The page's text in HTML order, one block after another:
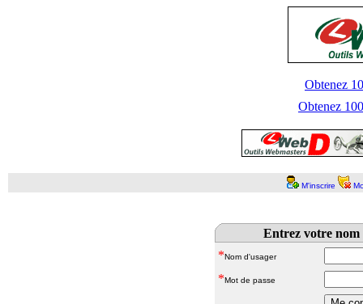
Obtenez
Obtenez
M'inscrire
Entrez votre nom
*Nom d'usager
*Mot de passe